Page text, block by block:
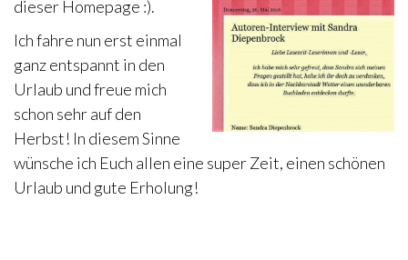
dieser Homepage :).
Ich fahre nun erst einmal
ganz entspannt in den
Urlaub und freue mich
schon sehr auf den
Herbst! In diesem Sinne
wünsche ich Euch allen eine super Zeit, einen schönen
Urlaub und gute Erholung!